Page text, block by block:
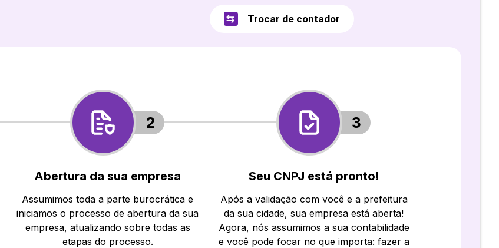
Trocar de contador
2
Abertura da sua empresa
Assumimos toda a parte burocrática e
iniciamos o processo de abertura da sua
empresa, atualizando sobre todas as
etapas do processo.
3
Seu CNPJ está pronto!
Após a validação com você e a prefeitura
da sua cidade, sua empresa está aberta!
Agora, nós assumimos a sua contabilidade
e você pode focar no que importa: fazer a